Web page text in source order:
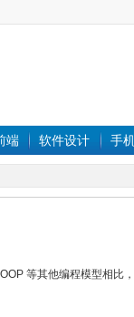
端 软件设计 手
等其他编程模型相比